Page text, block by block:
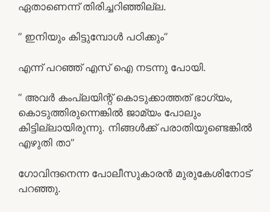
ഏതാണെന്ന് തിരിച്ചറിഞ്ഞില്ല.
” ഇനിയും കിട്ടുമ്പോൾ പഠിക്കും”
എന്ന് പറഞ്ഞ് എസ് ഐ നടന്നു പോയി.
” അവർ കംപ്ലയിന്റ് കൊടുക്കാത്തത് ഭാഗ്യം,
കൊടുത്തിരുന്നെങ്കിൽ ജാമ്യം പോലും
കിട്ടില്ലായിരുന്നു. നിങ്ങൾക്ക് പരാതിയുണ്ടെങ്കിൽ
എഴുതി താ”
ഗോവിന്ദനെന്ന പോലീസുകാരൻ മുരുകേശിനോട്
പറഞ്ഞു.